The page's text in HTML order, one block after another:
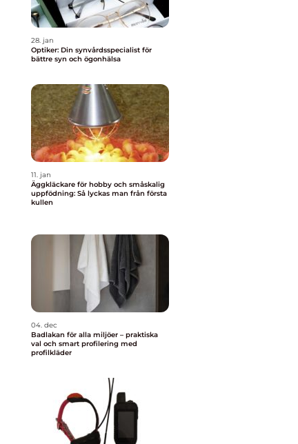
28. jan
Optiker: Din synvårdsspecialist för
bättre syn och ögonhälsa
11. jan
Äggkläckare för hobby och småskalig
uppfödning: Så lyckas man från första
kullen
04. dec
Badlakan för alla miljöer – praktiska
val och smart profilering med
profilkläder